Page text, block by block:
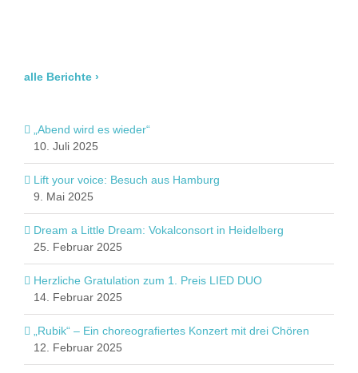
alle Berichte ›
„Abend wird es wieder“
10. Juli 2025
Lift your voice: Besuch aus Hamburg
9. Mai 2025
Dream a Little Dream: Vokalconsort in Heidelberg
25. Februar 2025
Herzliche Gratulation zum 1. Preis LIED DUO
14. Februar 2025
„Rubik“ – Ein choreografiertes Konzert mit drei Chören
12. Februar 2025